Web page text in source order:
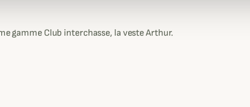
gamme Club interchasse, la veste Arthur.